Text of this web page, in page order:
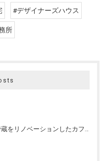
#デザイナーズハウス
所